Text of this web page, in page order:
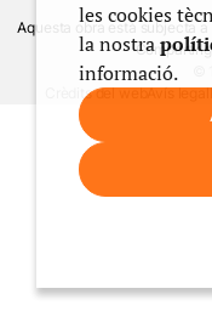
Aquesta obra està subjecta
Crèdits del webAvís legal
les cookies
la nostra
informació.